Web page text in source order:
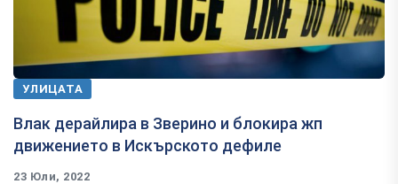
УЛИЦАТА
Влак дерайлира в Зверино и блокира жп
движението в Искърското дефиле
23 Юли, 2022